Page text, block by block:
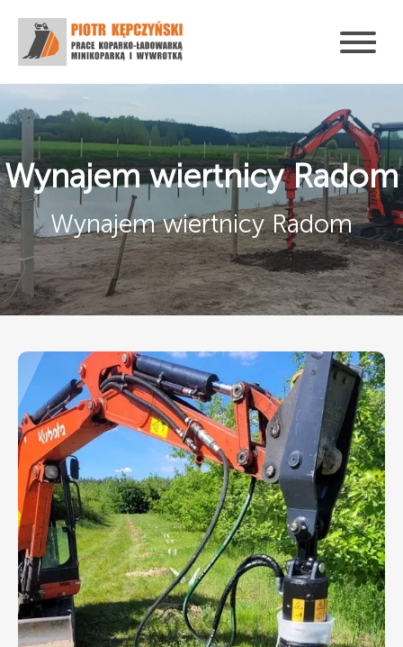
Wynajem wiertnicy Radom
Wynajem wiertnicy Radom